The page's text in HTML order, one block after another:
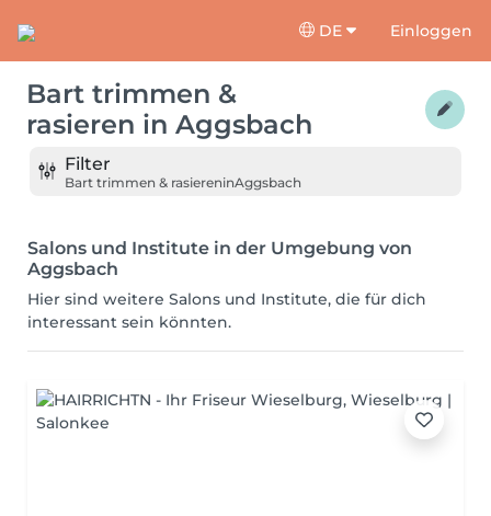
DE Einloggen
Bart trimmen &
rasieren in Aggsbach
Filter
Bart trimmen & rasiereninAggsbach
Salons und Institute in der Umgebung von
Aggsbach
Hier sind weitere Salons und Institute, die für dich
interessant sein könnten.